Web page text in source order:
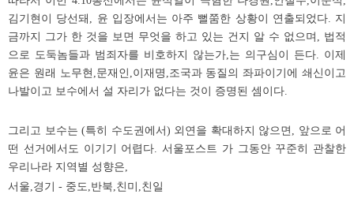
김기현이 당선돼, 윤 입장에서는 아주 뻘쭘한 상황이 연출되었다. 지
금까지 그가 한 것을 보면 무엇을 하고 있는 건지 알 수 없으며, 법적
으로 도둑놈들과 범죄자를 비호하지 않는가,는 의구심이 든다. 이제
윤은 원래 노무현,문재인,이재명,조국과 동질의 좌파이기에 쇄신이고
나발이고 보수에서 설 자리가 없다는 것이 증명된 셈이다.
그리고 보수는 (특히 수도권에서) 외연을 확대하지 않으면, 앞으로 어
떤 선거에서도 이기기 어렵다. 서울포스트 가 그동안 꾸준히 관찰한
우리나라 지역별 성향은,
서울,경기 - 중도,반북,친미,친일